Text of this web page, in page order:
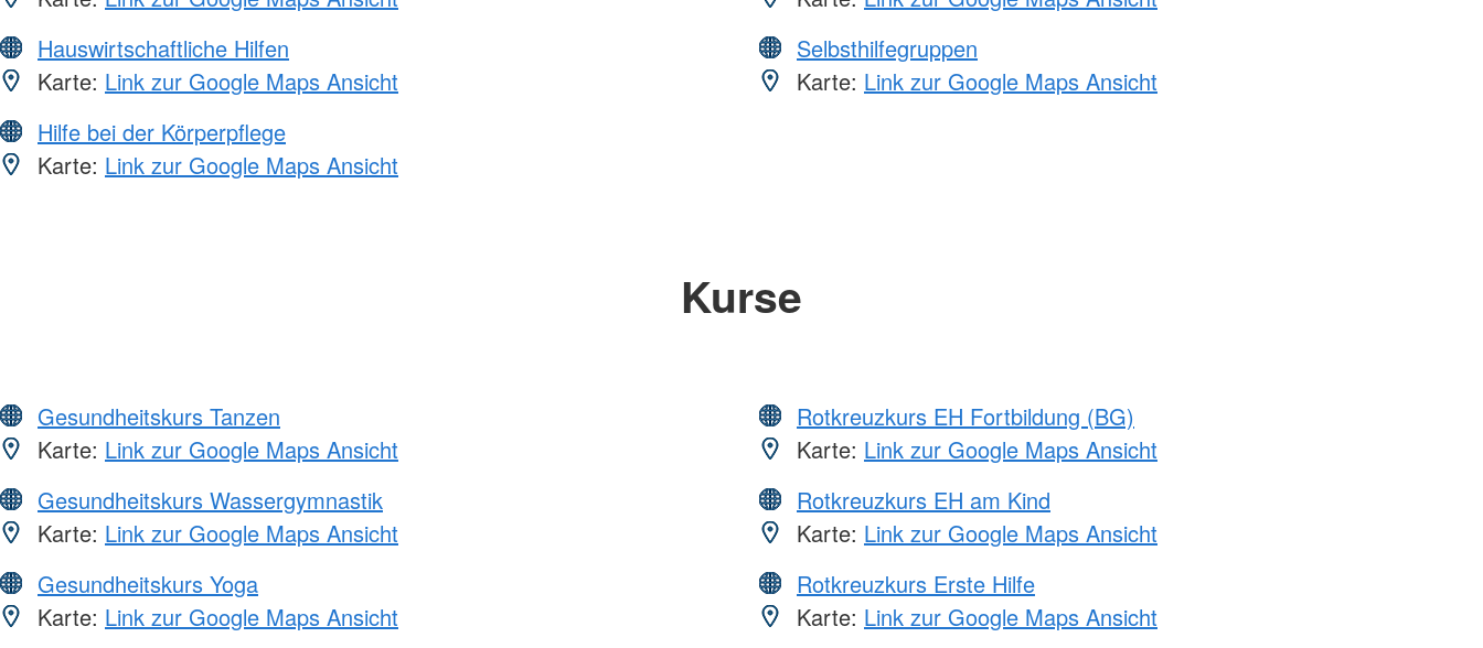
Hauswirtschaftliche Hilfen
Karte: Link zur Google Maps Ansicht
Hilfe bei der Körperpflege
Karte: Link zur Google Maps Ansicht
Selbsthilfegruppen
Karte: Link zur Google Maps Ansicht
Kurse
Gesundheitskurs Tanzen
Karte: Link zur Google Maps Ansicht
Gesundheitskurs Wassergymnastik
Karte: Link zur Google Maps Ansicht
Gesundheitskurs Yoga
Karte: Link zur Google Maps Ansicht
Rotkreuzkurs EH Fortbildung (BG)
Karte: Link zur Google Maps Ansicht
Rotkreuzkurs EH am Kind
Karte: Link zur Google Maps Ansicht
Rotkreuzkurs Erste Hilfe
Karte: Link zur Google Maps Ansicht